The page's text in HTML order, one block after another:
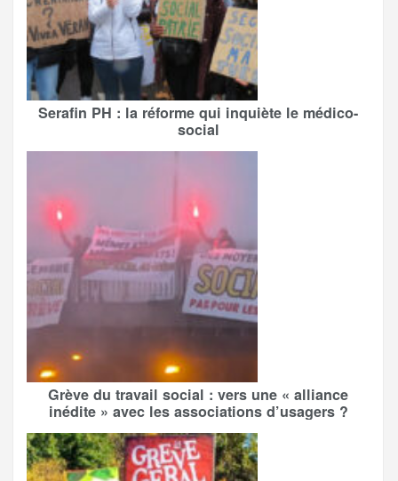
Serafin PH : la réforme qui inquiète le médico-
social
Grève du travail social : vers une « alliance
inédite » avec les associations d’usagers ?